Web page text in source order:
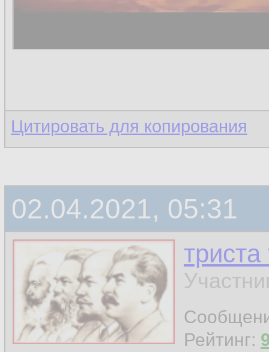
Цитировать для копирования
02.04.2021, 05:31
Рейтинг: